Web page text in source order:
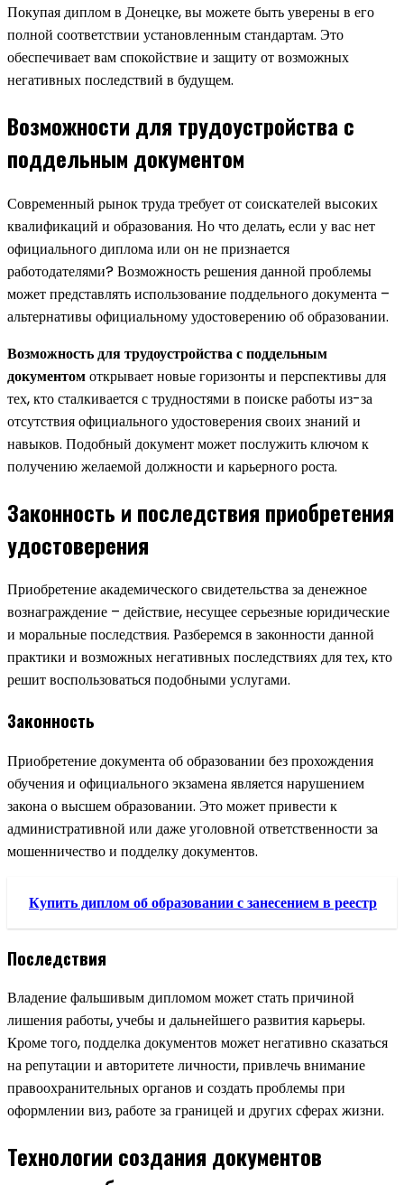
Покупая диплом в Донецке, вы можете быть уверены в его
полной соответствии установленным стандартам. Это
обеспечивает вам спокойствие и защиту от возможных
негативных последствий в будущем.
Возможности для трудоустройства с
поддельным документом
Современный рынок труда требует от соискателей высоких
квалификаций и образования. Но что делать, если у вас нет
официального диплома или он не признается
работодателями? Возможность решения данной проблемы
может представлять использование поддельного документа –
альтернативы официальному удостоверению об образовании.
Возможность для трудоустройства с поддельным
документомоткрывает новые горизонты и перспективы для
тех, кто сталкивается с трудностями в поиске работы из-за
отсутствия официального удостоверения своих знаний и
навыков. Подобный документ может послужить ключом к
получению желаемой должности и карьерного роста.
Законность и последствия приобретения
удостоверения
Приобретение академического свидетельства за денежное
вознаграждение – действие, несущее серьезные юридические
и моральные последствия. Разберемся в законности данной
практики и возможных негативных последствиях для тех, кто
решит воспользоваться подобными услугами.
Законность
Приобретение документа об образовании без прохождения
обучения и официального экзамена является нарушением
закона о высшем образовании. Это может привести к
административной или даже уголовной ответственности за
мошенничество и подделку документов.
Купить диплом об образовании с занесением в реестр
Последствия
Владение фальшивым дипломом может стать причиной
лишения работы, учебы и дальнейшего развития карьеры.
Кроме того, подделка документов может негативно сказаться
на репутации и авторитете личности, привлечь внимание
правоохранительных органов и создать проблемы при
оформлении виз, работе за границей и других сферах жизни.
Технологии создания документов